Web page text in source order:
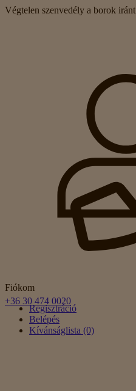
Végtelen szenvedély a borok iránt
Fiókom
Regisztráció
Belépés
Kívánságlista (0)
+36 30 474 0020